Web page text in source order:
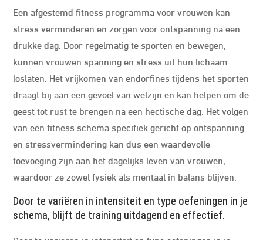
Een afgestemd fitness programma voor vrouwen kan
stress verminderen en zorgen voor ontspanning na een
drukke dag. Door regelmatig te sporten en bewegen,
kunnen vrouwen spanning en stress uit hun lichaam
loslaten. Het vrijkomen van endorfines tijdens het sporten
draagt bij aan een gevoel van welzijn en kan helpen om de
geest tot rust te brengen na een hectische dag. Het volgen
van een fitness schema specifiek gericht op ontspanning
en stressvermindering kan dus een waardevolle
toevoeging zijn aan het dagelijks leven van vrouwen,
waardoor ze zowel fysiek als mentaal in balans blijven.
Door te variëren in intensiteit en type oefeningen in je
schema, blijft de training uitdagend en effectief.